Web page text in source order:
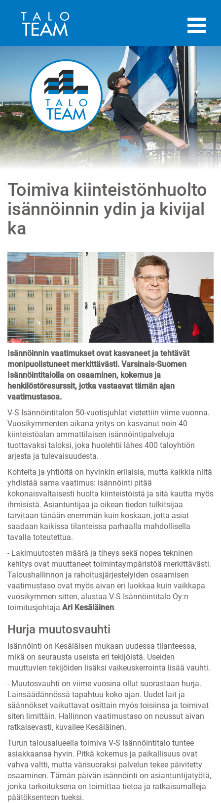
Toimiva kiinteistönhuolto
isännöinnin ydin ja kivijal
ka
Isännöinnin vaatimukset ovat kasvaneet ja tehtävät
monipuolistuneet merkittävästi. Varsinais-Suomen
Isännöintitalolla on osaaminen, kokemus ja
henkilöstöresurssit, jotka vastaavat tämän ajan
vaatimustasoa.
V-S Isännöintitalon 50-vuotisjuhlat vietettiin viime vuonna.
Vuosikymmenten aikana yritys on kasvanut noin 40
kiinteistöalan ammattilaisen isännöintipalveluja
tuottavaksi taloksi, joka huolehtii lähes 400 taloyhtiön
arjesta ja tulevaisuudesta.
Kohteita ja yhtiöitä on hyvinkin erilaisia, mutta kaikkia niitä
yhdistää sama vaatimus: isännöinti pitää
kokonaisvaltaisesti huolta kiinteistöistä ja sitä kautta myös
ihmisistä. Asiantuntijaa ja oikean tiedon tulkitsijaa
tarvitaan tänään enemmän kuin koskaan, jotta asiat
saadaan kaikissa tilanteissa parhaalla mahdollisella
tavalla toteutettua.
- Lakimuutosten määrä ja tiheys sekä nopea tekninen
kehitys ovat muuttaneet toimintaympäristöä merkittävästi.
Taloushallinnon ja rahoitusjärjestelyiden osaamisen
vaatimustaso ovat myös aivan eri luokkaa kuin vaikkapa
vuosikymmen sitten, alustaa V-S Isännöintitalo Oy:n
toimitusjohtaja Ari Kesäläinen.
Hurja muutosvauhti
Isännöinti on Kesäläisen mukaan uudessa tilanteessa,
mikä on seurausta useista eri tekijöistä. Useiden
muuttuvien tekijöiden lisäksi vaikeuskerrointa lisää vauhti.
- Muutosvauhti on viime vuosina ollut suorastaan hurja.
Lainsäädännössä tapahtuu koko ajan. Uudet lait ja
säännökset vaikuttavat osittain myös toisiinsa ja toimivat
siten limittäin. Hallinnon vaatimustaso on noussut aivan
ratkaisevasti, kuvailee Kesäläinen.
Turun talousalueella toimiva V-S Isännöintitalo tuntee
asiakkaansa hyvin. Pitkä kokemus ja paikallisuus ovat
vahva valtti, mutta värisuoraksi palvelun tekee päivitetty
osaaminen. Tämän päivän isännöinti on asiantuntijatyötä,
jonka tarkoituksena on toimittaa tietoa ja ratkaisumalleja
päätöksenteon tueksi.